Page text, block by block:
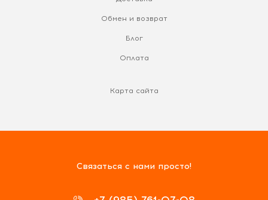
Обмен и возврат
Блог
Оплата
Карта сайта
Связаться с нами просто!